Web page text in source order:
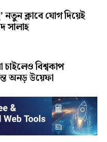
নতুন ক্লাবে যোগ দিয়েই
সালাহ
চাইলেও বিশ্বকাপ
অনড় উয়েফা